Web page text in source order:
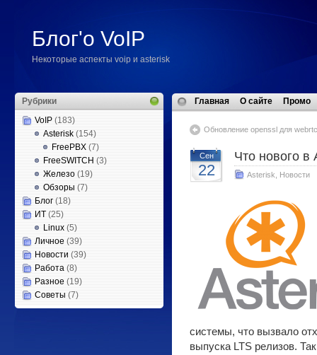
Блог'о VoIP
Некоторые аспекты voip и asterisk
Рубрики
VoIP (183)
Asterisk (154)
FreePBX (7)
FreeSWITCH (3)
Железо (19)
Обзоры (7)
Блог (18)
ИТ (25)
Linux (5)
Личное (39)
Новости (39)
Работа (8)
Разное (19)
Советы (7)
Главная О сайте Промо
Обновление openssl для webrtc
Сен
22
Что нового в
Asterisk Новости
системы, что вызвало
выпуска LTS релизов.